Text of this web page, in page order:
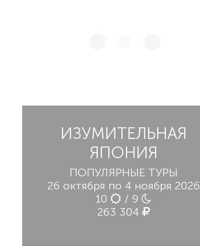
ИЗУМИТЕЛЬНАЯ
ЯПОНИЯ
ПОПУЛЯРНЫЕ ТУРЫ
26 октября по 4 ноября 2026
10
/ 9
263 304